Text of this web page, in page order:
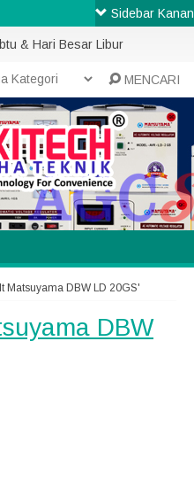
& Hari Besar Libur
MENCARI
Matsuyama DBW LD 20GS'
DBW
Sidebar Kanan